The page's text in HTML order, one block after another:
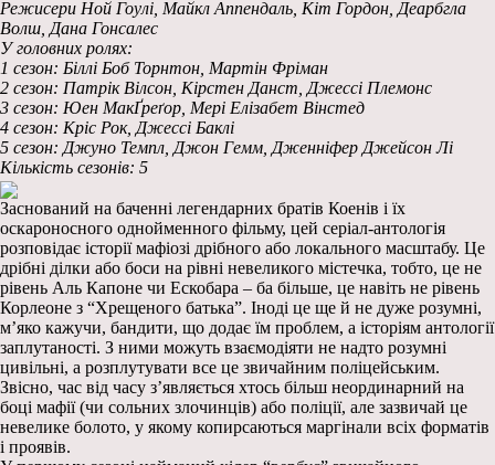
Режисери Ной Гоулі, Майкл Аппендаль, Кіт Гордон, Деарбгла
Волш, Дана Гонсалес
У головних ролях:
1 сезон: Біллі Боб Торнтон, Мартін Фріман
2 сезон: Патрік Вілсон, Кірстен Данст, Джессі Племонс
3 сезон: Юен МакҐреґор, Мері Елізабет Вінстед
4 сезон: Кріс Рок, Джессі Баклі
5 сезон: Джуно Темпл, Джон Гемм, Дженніфер Джейсон Лі
Кількість сезонів: 5
Заснований на баченні легендарних братів Коенів і їх
оскароносного однойменного фільму, цей серіал-антологія
розповідає історії мафіозі дрібного або локального масштабу. Це
дрібні ділки або боси на рівні невеликого містечка, тобто, це не
рівень Аль Капоне чи Ескобара – ба більше, це навіть не рівень
Корлеоне з “Хрещеного батька”. Іноді це ще й не дуже розумні,
м’яко кажучи, бандити, що додає їм проблем, а історіям антології
заплутаності. З ними можуть взаємодіяти не надто розумні
цивільні, а розплутувати все це звичайним поліцейським.
Звісно, час від часу з’являється хтось більш неординарний на
боці мафії (чи сольних злочинців) або поліції, але зазвичай це
невелике болото, у якому копирсаються маргінали всіх форматів
і проявів.